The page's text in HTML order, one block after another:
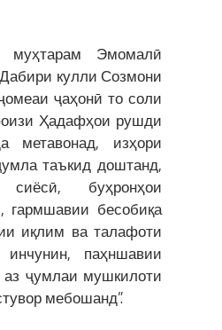
Эмомалӣ
кулли Созмони
ҷаҳонӣ то соли
Ҳадафҳои рушди
метавонад, изҳори
таъкид доштанд,
буҳронҳои
гармшавии бесобиқа
иқлим ва талафоти
инчунин, паҳншавии
ҷумлаи мушкилоти
мебошанд”.